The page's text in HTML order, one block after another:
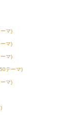
マ)
マ)
マ)
テーマ)
マ)